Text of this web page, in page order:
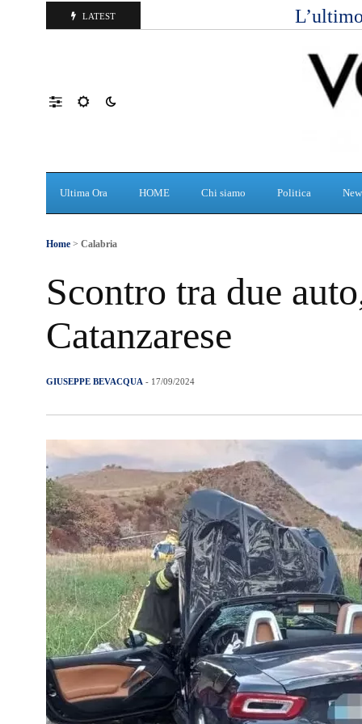
LATEST
Ultima Ora HOME Chi siamo Politica
Home > Calabria
Scontro tra due
Catanzarese
GIUSEPPE BEVACQUA - 17/09/2024